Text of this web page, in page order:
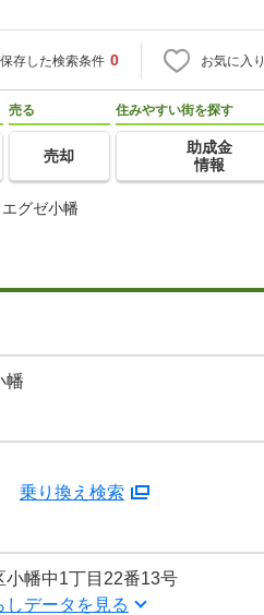
保存した検索条件 0 お気に入り
売る
売却
住みやすい街を探す
助成金
情報
グゼ小幡
幡
乗り換え検索
幡中1丁目22番13号
データを見る